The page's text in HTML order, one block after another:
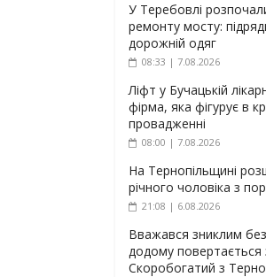
У Теребовлі
ремонту мосту:
дорожній одяг
08:33 | 7.08.2026
Ліфт у Бучацькій
фірма, яка фігурує в
провадженні
08:00 | 7.08.2026
На Тернопільщині
річного чоловіка з
21:08 | 6.08.2026
Вважався зниклим
додому
Скоробогатий з